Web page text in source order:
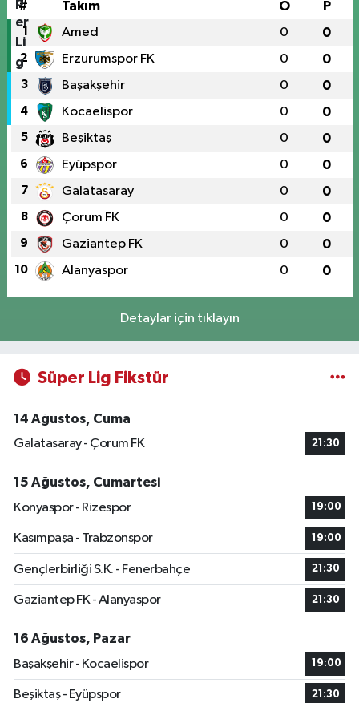
# Takım O P
1 Amed 0 0
2 Erzurumspor FK 0 0
3 Başakşehir 0 0
4 Kocaelispor 0 0
5 Beşiktaş 0 0
6 Eyüpspor 0 0
7 Galatasaray 0 0
8 Çorum FK 0 0
9 Gaziantep FK 0 0
10 Alanyaspor 0 0
Detaylar için tıklayın
Süper Lig Fikstür
14 Ağustos, Cuma
Galatasaray - Çorum FK
21:30
15 Ağustos, Cumartesi
Konyaspor - Rizespor
19:00
Kasımpaşa - Trabzonspor 19:00
Gençlerbirliği S.K. - Fenerbahçe 21:30
Gaziantep FK - Alanyaspor 21:30
16 Ağustos, Pazar
Başakşehir - Kocaelispor
19:00
Beşiktaş - Eyüpspor 21:30